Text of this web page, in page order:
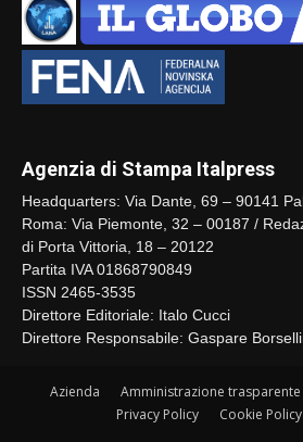
Agenzia di Stampa Italpress
Headquarters: Via Dante, 69 – 90141
Roma: Via Piemonte, 32 – 00187 /
di Porta Vittoria, 18 – 20122
Partita IVA 01868790849
ISSN 2465-3535
Direttore Editoriale: Italo Cucci
Direttore Responsabile: Gaspare
Azienda Amministrazione trasparente
Privacy Policy
Cookie Policy